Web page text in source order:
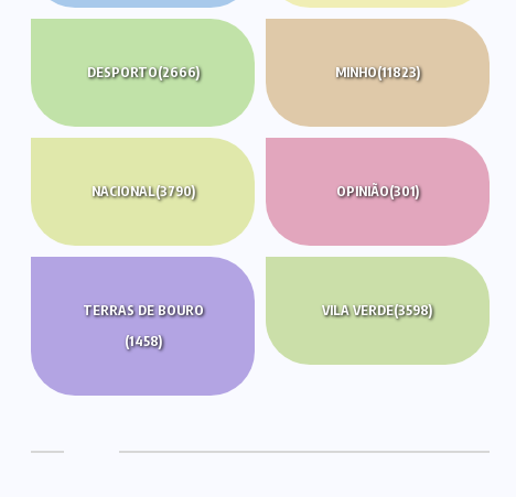
DESPORTO(2666) MINHO(11823)
NACIONAL(3790) OPINIÃO(301)
TERRAS DE BOURO
(1458)
VILA VERDE(3598)